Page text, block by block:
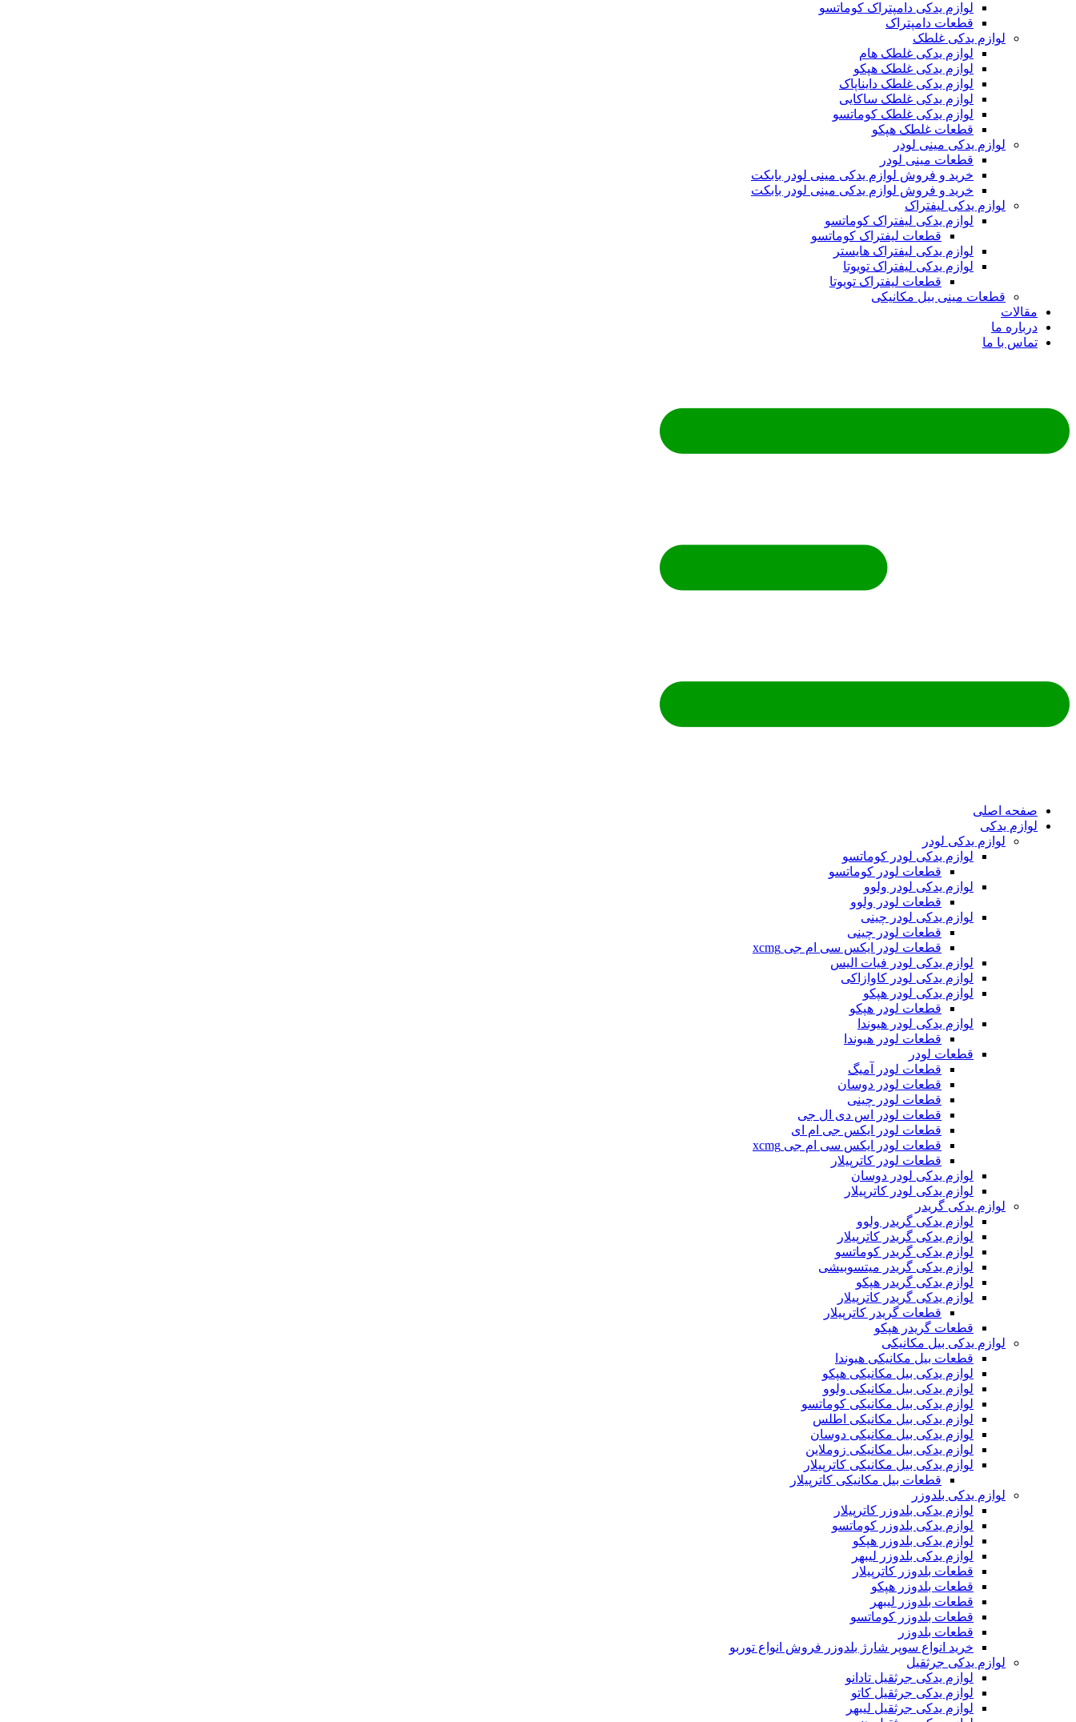
لوازم یدکی دامپتراک کوماتسو
قطعات دامپتراک
لوازم یدکی غلطک
لوازم یدکی غلطک هام
لوازم یدکی غلطک هپکو
لوازم یدکی غلطک دایناپاک
لوازم یدکی غلطک ساکایی
لوازم یدکی غلطک کوماتسو
قطعات غلطک هپکو
لوازم یدکی مینی لودر
قطعات مینی لودر
خرید و فروش لوازم یدکی مینی لودر بابکت
خرید و فروش لوازم یدکی مینی لودر بابکت
لوازم یدکی لیفتراک
لوازم یدکی لیفتراک کوماتسو
قطعات لیفتراک کوماتسو
لوازم یدکی لیفتراک هایستر
لوازم یدکی لیفتراک تویوتا
قطعات لیفتراک تویوتا
قطعات مینی بیل مکانیکی
مقالات
درباره ما
تماس با ما
صفحه اصلی
لوازم یدکی
لوازم یدکی لودر
لوازم یدکی لودر کوماتسو
قطعات لودر کوماتسو
لوازم یدکی لودر ولوو
قطعات لودر ولوو
لوازم یدکی لودر چینی
قطعات لودر چینی
قطعات لودر ایکس سی ام جی xcmg
لوازم یدکی لودر فیات الیس
لوازم یدکی لودر کاوازاکی
لوازم یدکی لودر هپکو
قطعات لودر هپکو
لوازم یدکی لودر هیوندا
قطعات لودر هیوندا
قطعات لودر
قطعات لودر آمیگ
قطعات لودر دوسان
قطعات لودر چینی
قطعات لودر اس دی ال جی
قطعات لودر ایکس جی ام ای
قطعات لودر ایکس سی ام جی xcmg
قطعات لودر کاترپیلار
لوازم یدکی لودر دوسان
لوازم یدکی لودر کاترپیلار
لوازم یدکی گریدر
لوازم یدکی گریدر ولوو
لوازم یدکی گریدر کاترپیلار
لوازم یدکی گریدر کوماتسو
لوازم یدکی گریدر میتسوبیشی
لوازم یدکی گریدر هپکو
لوازم یدکی گریدر کاترپیلار
قطعات گریدر کاترپیلار
قطعات گریدر هپکو
لوازم یدکی بیل مکانیکی
قطعات بیل مکانیکی هیوندا
لوازم یدکی بیل مکانیکی هپکو
لوازم یدکی بیل مکانیکی ولوو
لوازم یدکی بیل مکانیکی کوماتسو
لوازم یدکی بیل مکانیکی اطلس
لوازم یدکی بیل مکانیکی دوسان
لوازم یدکی بیل مکانیکی زوملاین
لوازم یدکی بیل مکانیکی کاترپیلار
قطعات بیل مکانیکی کاترپیلار
لوازم یدکی بلدوزر
لوازم یدکی بلدوزر کاترپیلار
لوازم یدکی بلدوزر کوماتسو
لوازم یدکی بلدوزر هپکو
لوازم یدکی بلدوزر لیبهر
قطعات بلدوزر کاترپیلار
قطعات بلدوزر هپکو
قطعات بلدوزر لیبهر
قطعات بلدوزر کوماتسو
قطعات بلدوزر
خرید انواع سوپر شارژ بلدوزر فروش انواع توربو
لوازم یدکی جرثقیل
لوازم یدکی جرثقیل تادانو
لوازم یدکی جرثقیل کاتو
لوازم یدکی جرثقیل لیبهر